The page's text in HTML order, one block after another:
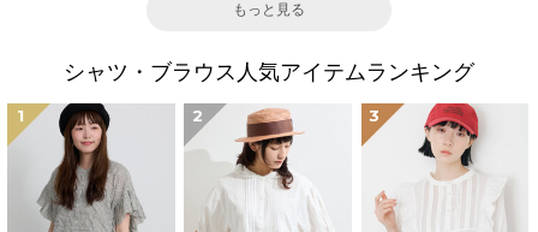
もっと見る
シャツ・ブラウス人気アイテムランキング
1 2 3